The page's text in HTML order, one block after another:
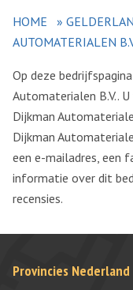
HOME »
AUTOMATERIALEN
Op deze
Automaterialen B.V..
Dijkman
Dijkman
een e-mailadres, een
informatie over dit
recensies.
Provincies Nederland